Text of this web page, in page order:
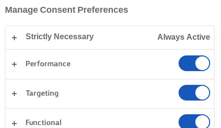
Manage Consent Preferences
Strictly Necessary Always Active
Performance
Targeting
Functional